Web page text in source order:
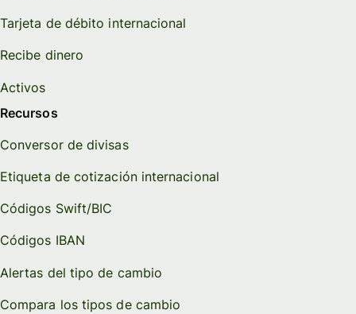
Tarjeta de débito internacional
Recibe dinero
Activos
Recursos
Conversor de divisas
Etiqueta de cotización internacional
Códigos Swift/BIC
Códigos IBAN
Alertas del tipo de cambio
Compara los tipos de cambio